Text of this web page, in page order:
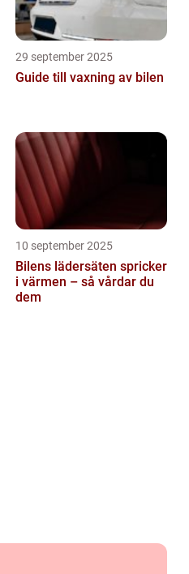
29 september 2025
Guide till vaxning av bilen
10 september 2025
Bilens lädersäten spricker
i värmen – så vårdar du
dem